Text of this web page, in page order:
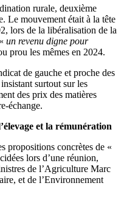
rurale, deuxième
Le mouvement était à la tête
lors de la libéralisation de la
un revenu digne pour
prou les mêmes en 2024.
de gauche et proche des
surtout sur les
des prix des matières
échange.
et la rémunération
propositions concrètes de «
lors d’une réunion,
de l’Agriculture Marc
et de l’Environnement